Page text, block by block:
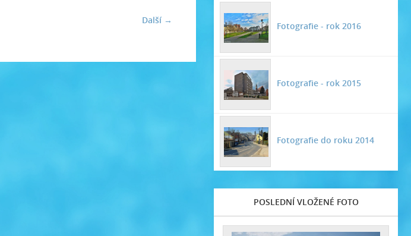
Další →
Fotografie - rok 2016
Fotografie - rok 2015
Fotografie do roku 2014
POSLEDNÍ VLOŽENÉ FOTO